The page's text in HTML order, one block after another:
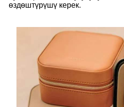
өздөштүрүшү керек.